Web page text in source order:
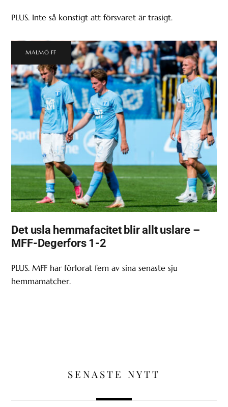
PLUS. Inte så konstigt att försvaret är trasigt.
MALMÖ FF
Det usla hemmafacitet blir allt uslare –
MFF-Degerfors 1-2
PLUS. MFF har förlorat fem av sina senaste sju
hemmamatcher.
SENASTE NYTT